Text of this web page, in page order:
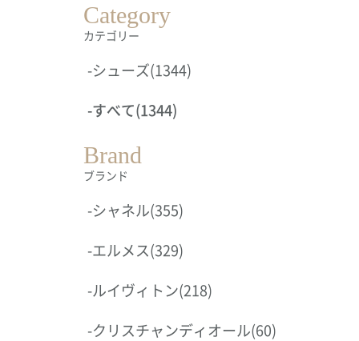
Category
カテゴリー
-シューズ(1344)
-すべて(1344)
Brand
ブランド
-シャネル(355)
-エルメス(329)
-ルイヴィトン(218)
-クリスチャンディオール(60)